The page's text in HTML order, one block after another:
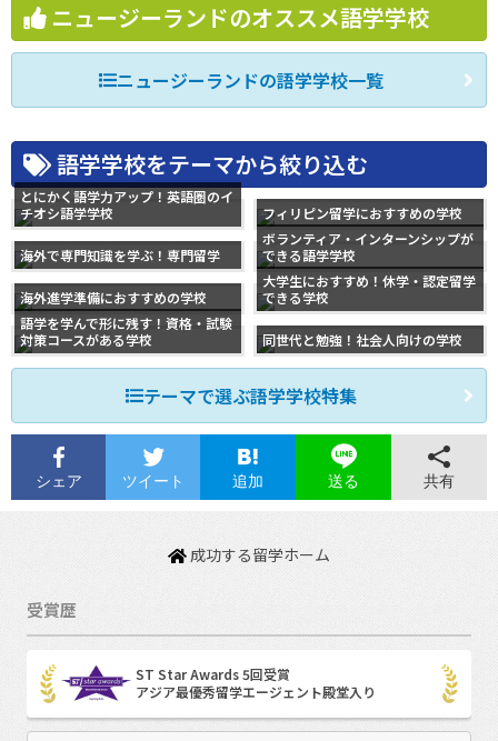
ニュージーランドのオススメ語学学校
ニュージーランドの語学学校一覧
語学学校をテーマから絞り込む
とにかく語学力アップ！英語圏のイ
チオシ語学学校
フィリピン留学におすすめの学校
海外で専門知識を学ぶ！専門留学
ボランティア・インターンシップが
できる語学学校
海外進学準備におすすめの学校
大学生におすすめ！休学・認定留学
できる学校
語学を学んで形に残す！資格・試験
対策コースがある学校
同世代と勉強！社会人向けの学校
テーマで選ぶ語学学校特集
シェア ツイート 追加 送る 共有
成功する留学ホーム
受賞歴
ST Star Awards 5回受賞
アジア最優秀留学エージェント殿堂入り